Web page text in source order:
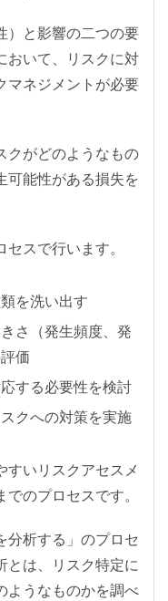
）と影響の二つの要
おいて、リスクに対
マネジメントが必要
クがどのようなもの
可能性がある損失を
スで行います。
を洗い出す
さ（発生頻度、発
価
する必要性を検討
クへの対策を実施
すいリスクアセスメ
のプロセスです。
分析する」のプロセ
とは、リスク特定に
ようなものかを調べ